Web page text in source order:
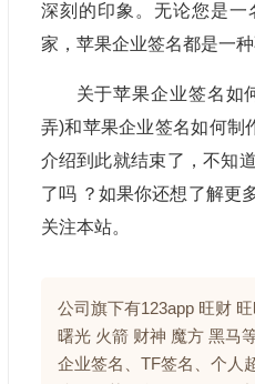
深刻的印象。无论您是
家，苹果企业签名都是一种
关于苹果企业签名如
弄)和苹果企业签名如何制
介绍到此就结束了，不知
了吗 ？如果你还想了解更
关注本站。
公司旗下有123app 旺财
曙光 火箭 财神 魔方 黑马
企业签名、TF签名、个人